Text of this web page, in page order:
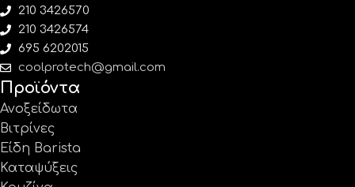
210 3426570
210 3426574
695 6202015
coolprotech@gmail.com
Προϊόντα
Ανοξείδωτα
Βιτρίνες
Είδη Barista
Καταψύξεις